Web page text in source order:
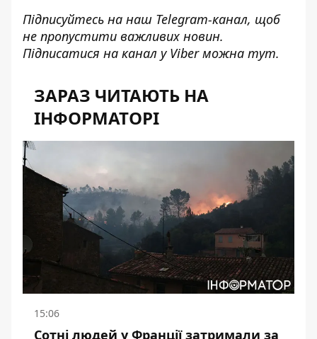
Підписуйтесь на наш Telegram-канал, щоб
не пропустити важливих новин.
Підписатися на канал у Viber можна тут.
ЗАРАЗ ЧИТАЮТЬ НА
ІНФОРМАТОРІ
15:06
Сотні людей у Франції затримали за